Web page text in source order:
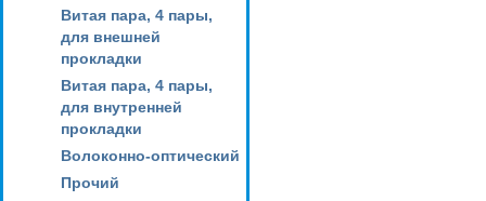
Витая пара, 4 пары,
для внешней
прокладки
Витая пара, 4 пары,
для внутренней
прокладки
Волоконно-оптический
Прочий